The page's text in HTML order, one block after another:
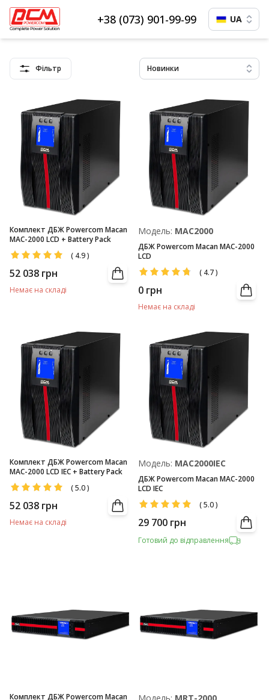
+38 (073) 901-99-99 UA
Фільтр Новинки
Комплект ДБЖ Powercom Macan
MAC-2000 LCD + Battery Pack
( 4.9)
52 038 грн
Немає на складі
Модель: MAC2000
ДБЖ Powercom Macan MAC-2000
LCD
( 4.7)
0 грн
Немає на складі
Комплект ДБЖ Powercom Macan
MAC-2000 LCD IEC + Battery Pack
(5.0)
52 038 грн
Немає на складі
Модель: MAC2000IEC
ДБЖ Powercom Macan MAC-2000
LCD IEC
(5.0)
29 700 грн
Готовий до відправлення
Комплект ДБЖ Powercom Macan